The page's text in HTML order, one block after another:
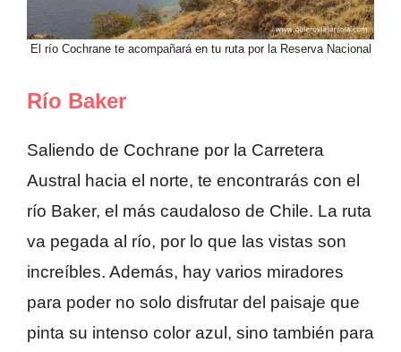
El río Cochrane te acompañará en tu ruta por la Reserva Nacional
Río Baker
Saliendo de Cochrane por la Carretera
Austral hacia el norte, te encontrarás con el
río Baker, el más caudaloso de Chile. La ruta
va pegada al río, por lo que las vistas son
increíbles. Además, hay varios miradores
para poder no solo disfrutar del paisaje que
pinta su intenso color azul, sino también para